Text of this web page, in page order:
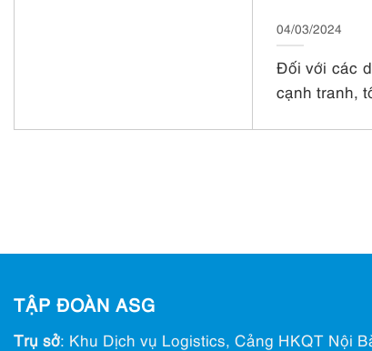
04/03/2024
Đối với các
cạnh tranh,
TẬP ĐOÀN ASG
Trụ sở: Khu Dịch vụ Logistics, Cảng HKQT Nội